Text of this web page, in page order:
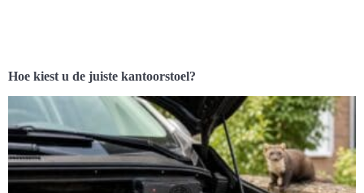
Hoe kiest u de juiste kantoorstoel?